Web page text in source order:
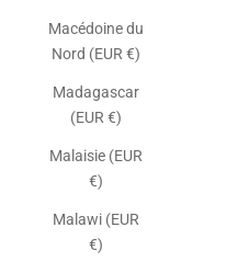
Macédoine du
Nord (EUR €)
Madagascar
(EUR €)
Malaisie (EUR
€)
Malawi (EUR
€)